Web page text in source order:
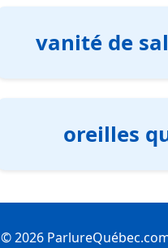
vanité de
oreilles
© 2026